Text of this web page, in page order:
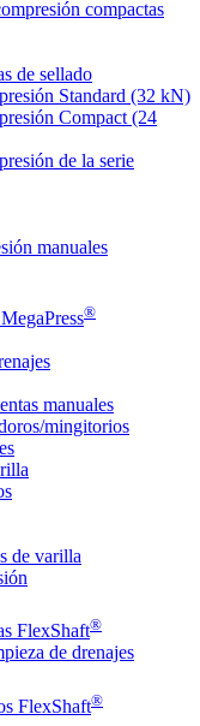
compactas
de sellado
Standard (32 kN)
Compact (24
de la serie
manuales
®
manuales
mingitorios
de varilla
FlexShaft®
de drenajes
FlexShaft®